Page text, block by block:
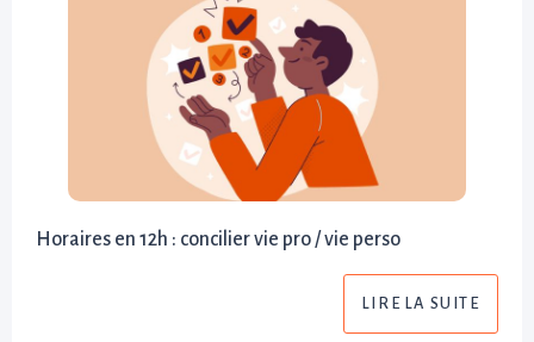
Horaires en 12h : concilier vie pro / vie perso
LIRE LA SUITE